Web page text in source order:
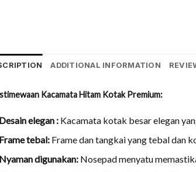
ADDITIONAL INFORMATION
Kacamata Hitam Kotak Premium:
Desain elegan : Kacamata kotak besar elegan
Frame tebal: Frame dan tangkai yang tebal dan
Nyaman digunakan: Nosepad menyatu